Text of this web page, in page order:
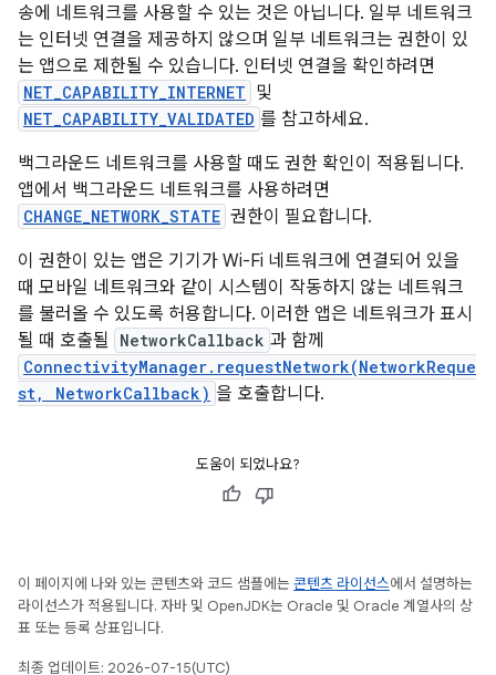
송에 네트워크를 사용할 수 있는 것은 아닙니다. 일부 네트워크
는 인터넷 연결을 제공하지 않으며 일부 네트워크는 권한이 있
는 앱으로 제한될 수 있습니다. 인터넷 연결을 확인하려면
NET_CAPABILITY_INTERNET 및
NET_CAPABILITY_VALIDATED 를 참고하세요.
백그라운드 네트워크를 사용할 때도 권한 확인이 적용됩니다.
앱에서 백그라운드 네트워크를 사용하려면
CHANGE_NETWORK_STATE 권한이 필요합니다.
이 권한이 있는 앱은 기기가 Wi-Fi 네트워크에 연결되어 있을
때 모바일 네트워크와 같이 시스템이 작동하지 않는 네트워크
를 불러올 수 있도록 허용합니다. 이러한 앱은 네트워크가 표시
될 때 호출될
NetworkCallback 과 함께
ConnectivityManager.requestNetwork(NetworkReque
st, NetworkCallback) 을 호출합니다.
도움이 되었나요?
이 페이지에 나와 있는 콘텐츠와 코드 샘플에는 콘텐츠 라이선스에서 설명하는
라이선스가 적용됩니다. 자바 및 OpenJDK는 Oracle 및 Oracle 계열사의 상
표 또는 등록 상표입니다.
최종 업데이트: 2026-07-15(UTC)